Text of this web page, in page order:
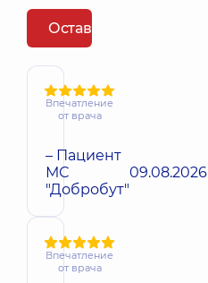
Оставить отзыв
Впечатление
от врача
– Пациент
МС
"Добробут"
09.08.2026
Впечатление
от врача